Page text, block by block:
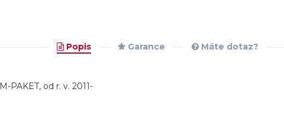
Popis Garance Máte dotaz?
PAKET, od r. v. 2011-